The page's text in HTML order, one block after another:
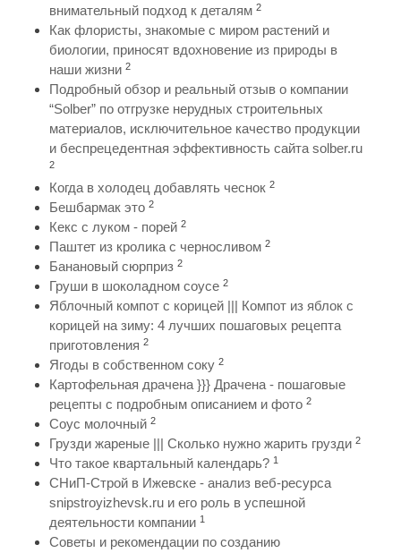
внимательный подход к деталям 2
Как флористы, знакомые с миром растений и
биологии, приносят вдохновение из природы в
наши жизни 2
Подробный обзор и реальный отзыв о компании
“Solber” по отгрузке нерудных строительных
материалов, исключительное качество продукции
и беспрецедентная эффективность сайта solber.ru
2
Когда в холодец добавлять чеснок 2
Бешбармак это 2
Кекс с луком - порей 2
Паштет из кролика с черносливом 2
Банановый сюрприз 2
Груши в шоколадном соусе 2
Яблочный компот с корицей ||| Компот из яблок с
корицей на зиму: 4 лучших пошаговых рецепта
приготовления 2
Ягоды в собственном соку 2
Картофельная драчена }}} Драчена - пошаговые
рецепты с подробным описанием и фото 2
Соус молочный 2
Грузди жареные ||| Сколько нужно жарить грузди 2
Что такое квартальный календарь? 1
СНиП-Строй в Ижевске - анализ веб-ресурса
snipstroyizhevsk.ru и его роль в успешной
деятельности компании 1
Советы и рекомендации по созданию